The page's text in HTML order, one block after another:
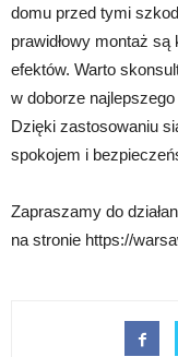
domu przed tymi
prawidłowy montaż
efektów. Warto
w doborze
Dzięki zastosowaniu
spokojem i
Zapraszamy do
na stronie https://